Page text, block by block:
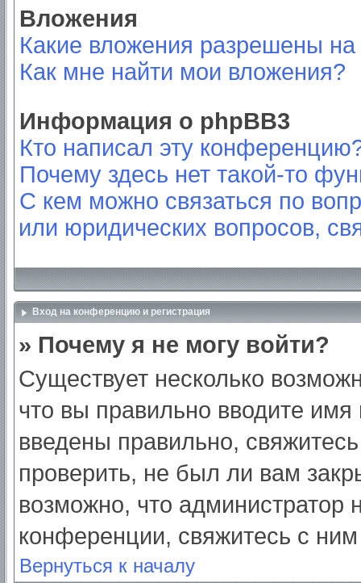
Вложения
Какие вложения разрешены
Как мне найти мои вложения?
Информация о phpBB3
Кто написал эту
Почему здесь нет такой-то
С кем можно связаться по
или юридических вопросов,
Вход на конференцию и регистрация
» Почему я не могу войти?
Существует несколько
что вы правильно вводите
введены правильно,
проверить, не был ли вам
возможно, что администратор
конференции, свяжитесь с
Вернуться к началу